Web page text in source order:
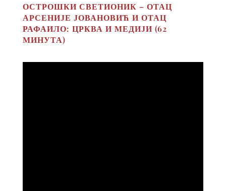
ОСТРОШКИ СВЕТИОНИК – ОТАЦ
АРСЕНИЈЕ ЈОВАНОВИЋ И ОТАЦ
РАФАИЛО: ЦРКВА И МЕДИЈИ (62
МИНУТА)